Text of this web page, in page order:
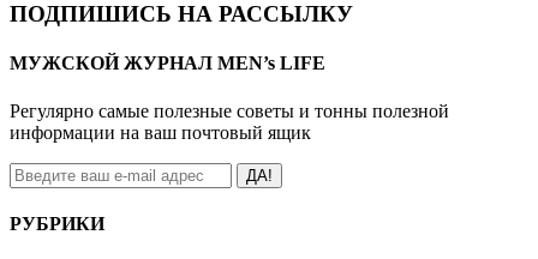
ПОДПИШИСЬ НА РАССЫЛКУ
МУЖСКОЙ ЖУРНАЛ MEN’s LIFE
Регулярно самые полезные советы и тонны полезной
информации на ваш почтовый ящик
ДА!
РУБРИКИ